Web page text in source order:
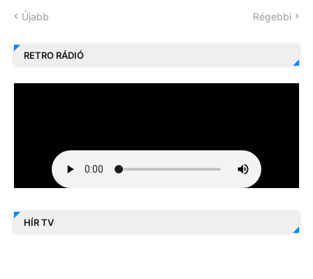
Újabb Régebbi
RETRO RÁDIÓ
HÍR TV